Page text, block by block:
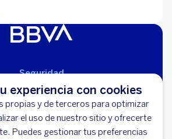
experiencia con cookies
propias y de terceros para optimizar
el uso de nuestro sitio y ofrecerte
Puedes gestionar tus preferencias
Seguridad
Aviso Legal
Generales de Contratación
Mapa del Sitio
de Privacidad